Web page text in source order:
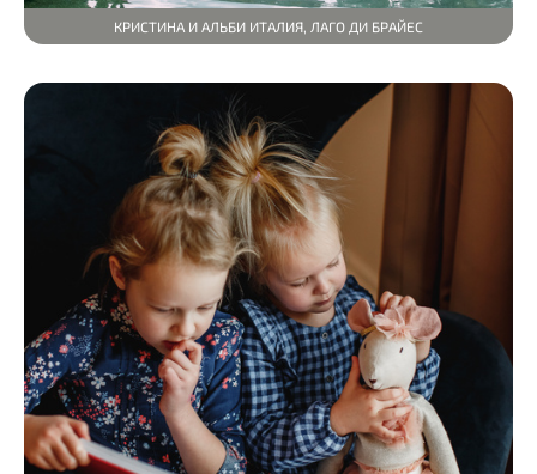
КРИСТИНА И АЛЬБИ ИТАЛИЯ, ЛАГО ДИ БРАЙЕС